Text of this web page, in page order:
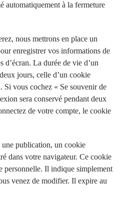
automatiquement à la fermeture
nous mettrons en place un
enregistrer vos informations de
d’écran. La durée de vie d’un
jours, celle d’un cookie
Si vous cochez « Se souvenir de
sera conservé pendant deux
de votre compte, le cookie
publication, un cookie
dans votre navigateur. Ce cookie
personnelle. Il indique simplement
venez de modifier. Il expire au